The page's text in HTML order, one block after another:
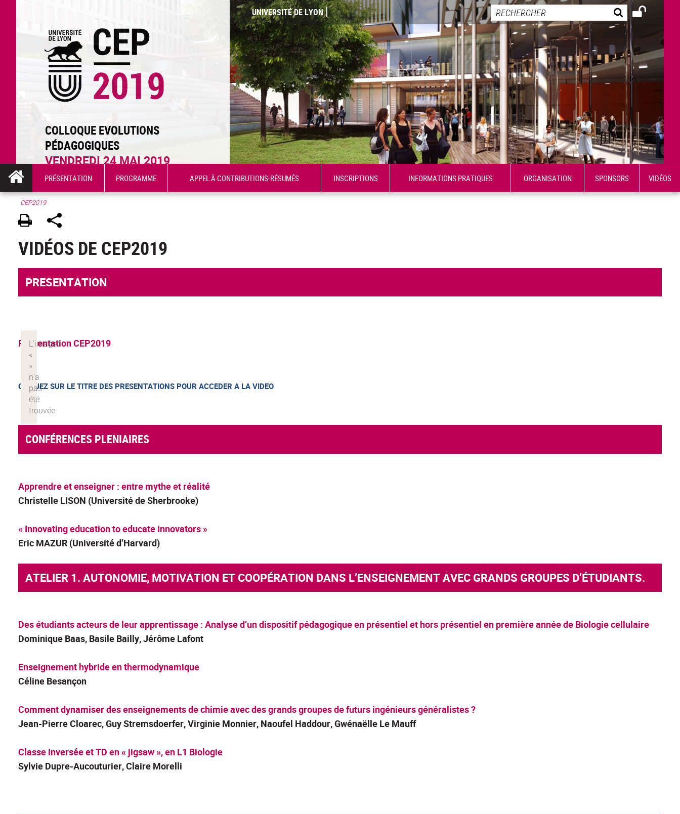
COLLOQUE EVOLUTIONS
PÉDAGOGIQUES
VENDREDI 24 MAI 2019
UNIVERSITÉ DE LYON
PRÉSENTATION PROGRAMME APPEL À CONTRIBUTIONS-RÉSUMÉS INSCRIPTIONS INFORMATIONS PRATIQUES ORGANISATION SPONSORS VIDÉOS
CEP2019
VIDÉOS DE CEP2019
PRESENTATION
Présentation CEP2019
CLIQUEZ SUR LE TITRE DES PRESENTATIONS POUR ACCEDER A LA VIDEO
CONFÉRENCES PLENIAIRES
Apprendre et enseigner : entre mythe et réalité
Christelle LISON (Université de Sherbrooke)
« Innovating education to educate innovators »
Eric MAZUR (Université d’Harvard)
ATELIER 1. AUTONOMIE, MOTIVATION ET COOPÉRATION DANS L’ENSEIGNEMENT AVEC GRANDS GROUPES D’ÉTUDIANTS.
Des étudiants acteurs de leur apprentissage : Analyse d’un dispositif pédagogique en présentiel et hors présentiel en première année de Biologie cellulaire
Dominique Baas, Basile Bailly, Jérôme Lafont
Enseignement hybride en thermodynamique
Céline Besançon
Comment dynamiser des enseignements de chimie avec des grands groupes de futurs ingénieurs généralistes ?
Jean-Pierre Cloarec, Guy Stremsdoerfer, Virginie Monnier, Naoufel Haddour, Gwénaëlle Le Mauff
Classe inversée et TD en « jigsaw », en L1 Biologie
Sylvie Dupre-Aucouturier, Claire Morelli